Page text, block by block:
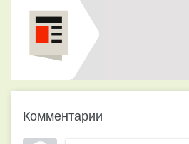
Комментарии